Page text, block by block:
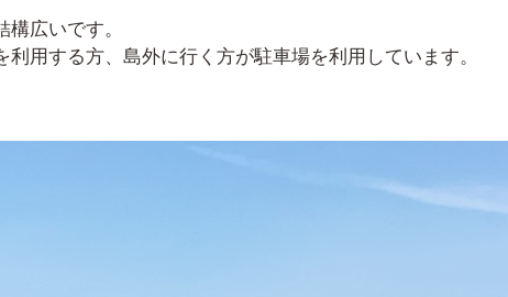
広いです。
用する方、島外に行く方が駐車場を利用しています。